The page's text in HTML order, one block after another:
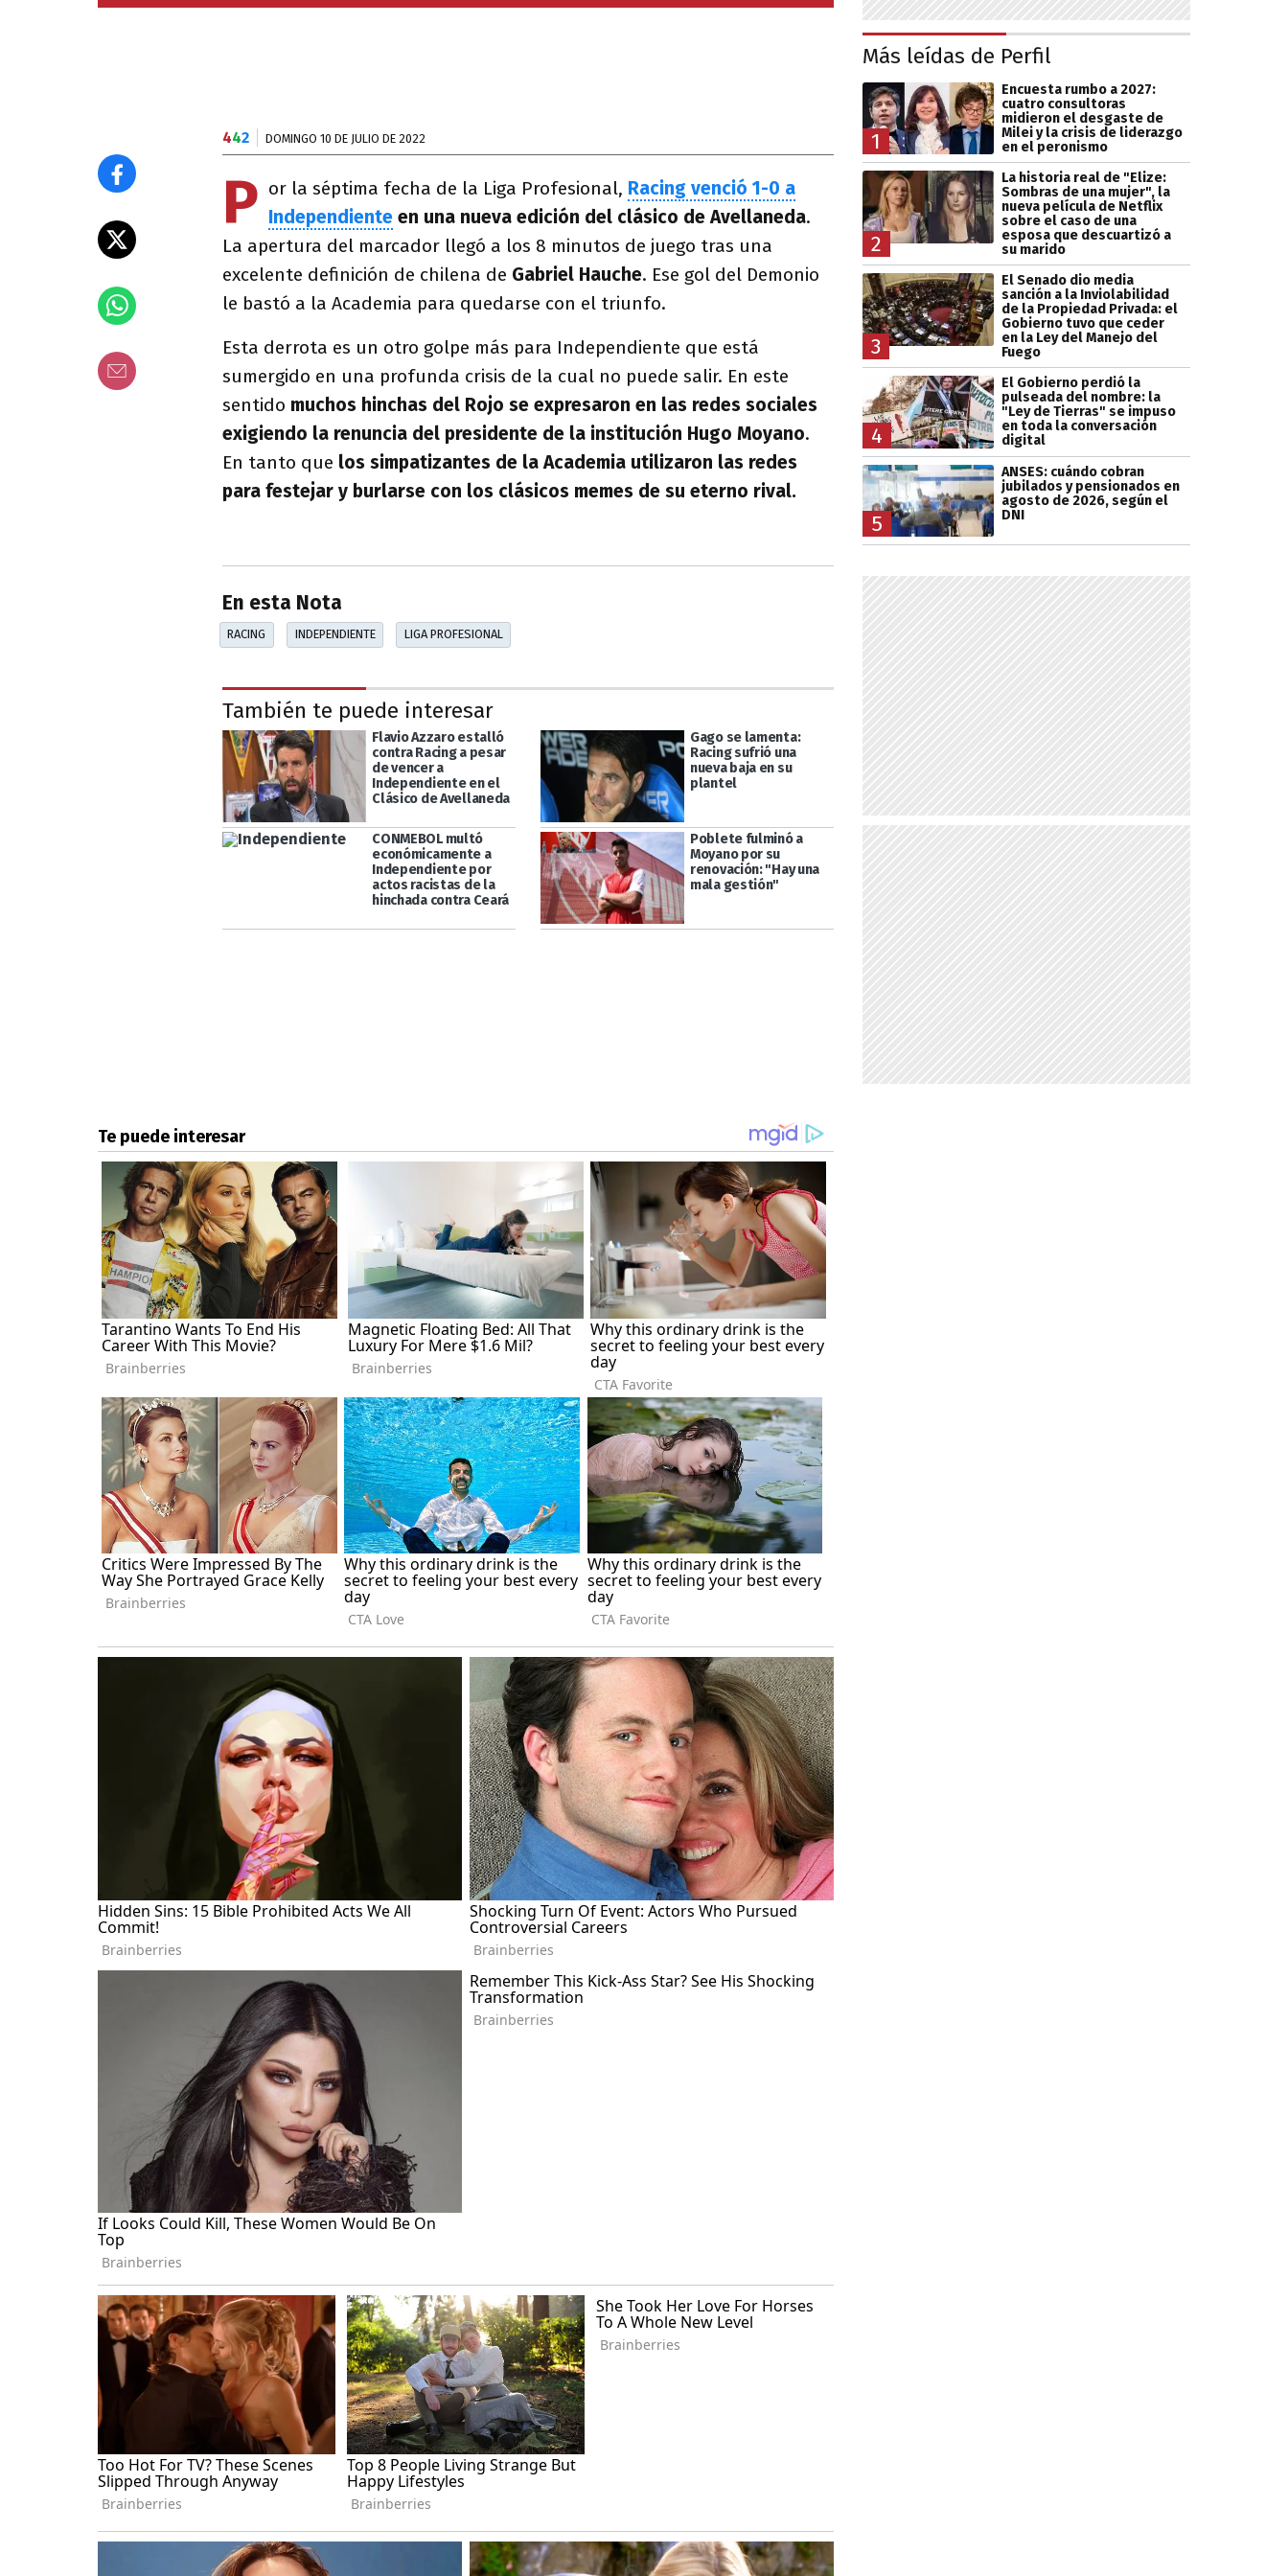
442 DOMINGO 10 DE JULIO DE 2022
P or la séptima fecha de la Liga Profesional, Racing venció 1-0 a
Independiente en una nueva edición del clásico de Avellaneda.
La apertura del marcador llegó a los 8 minutos de juego tras una
excelente definición de chilena de Gabriel Hauche. Ese gol del Demonio
le bastó a la Academia para quedarse con el triunfo.
Esta derrota es un otro golpe más para Independiente que está
sumergido en una profunda crisis de la cual no puede salir. En este
sentido muchos hinchas del Rojo se expresaron en las redes sociales
exigiendo la renuncia del presidente de la institución Hugo Moyano.
En tanto que los simpatizantes de la Academia utilizaron las redes
para festejar y burlarse con los clásicos memes de su eterno rival.
En esta Nota
RACING INDEPENDIENTE LIGA PROFESIONAL
También te puede interesar
Flavio Azzaro estalló
contra Racing a pesar
de vencer a
Independiente en el
Clásico de Avellaneda
Gago se lamenta:
Racing sufrió una
nueva baja en su
plantel
CONMEBOL multó
económicamente a
Independiente por
actos racistas de la
hinchada contra Ceará
Poblete fulminó a
Moyano por su
renovación: "Hay una
mala gestión"
Más leídas de Perfil
1
Encuesta rumbo a 2027:
cuatro consultoras
midieron el desgaste de
Milei y la crisis de liderazgo
en el peronismo
2
La historia real de "Elize:
Sombras de una mujer", la
nueva película de Netflix
sobre el caso de una
esposa que descuartizó a
su marido
3
El Senado dio media
sanción a la Inviolabilidad
de la Propiedad Privada: el
Gobierno tuvo que ceder
en la Ley del Manejo del
Fuego
4
El Gobierno perdió la
pulseada del nombre: la
"Ley de Tierras" se impuso
en toda la conversación
digital
5
ANSES: cuándo cobran
jubilados y pensionados en
agosto de 2026, según el
DNI